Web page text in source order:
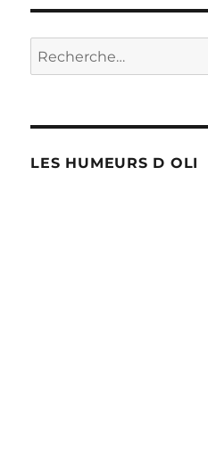
Recherche
pour :
LES HUMEURS D OLI